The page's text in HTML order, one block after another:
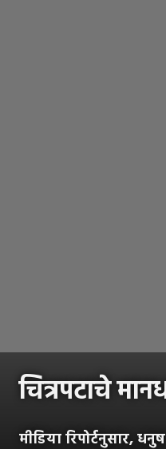
चित्रपटाचे
मीडिया रिपोर्टनुसार,